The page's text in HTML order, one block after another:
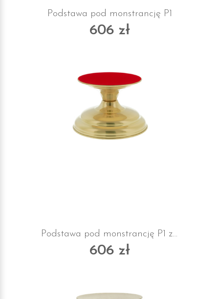
Podstawa pod monstrancję P1
606 zł
Podstawa pod monstrancję P1 z suknem
606 zł